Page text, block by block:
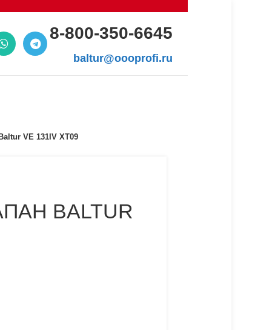
8-800-350-6645
baltur@oooprofi.ru
VE 131IV XT09
BALTUR